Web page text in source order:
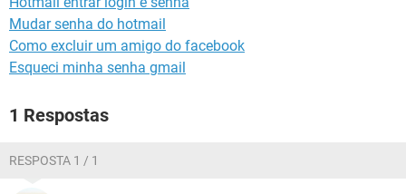
Mudar senha do hotmail
Como excluir um amigo do facebook
Esqueci minha senha gmail
1 Respostas
RESPOSTA 1 / 1